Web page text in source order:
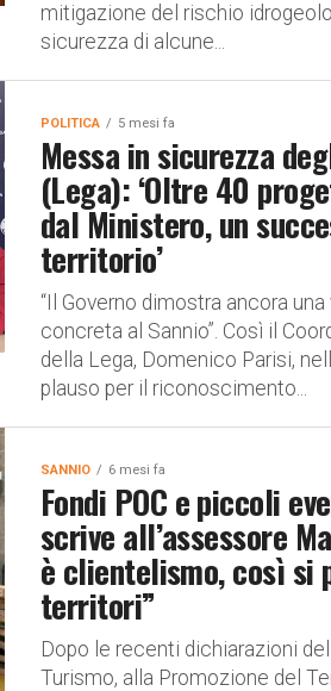
mitigazione del rischio
sicurezza di alcune...
POLITICA 5 mesi fa
Messa in sicurezza
(Lega): ‘Oltre 40
dal Ministero, un
territorio’
“Il Governo dimostra ancora
concreta al Sannio”. Così il
della Lega, Domenico Parisi,
plauso per il riconoscimento...
SANNIO 6 mesi fa
Fondi POC e piccoli
scrive all’assessore
è clientelismo, così si
territori”
Dopo le recenti dichiarazioni
Turismo, alla Promozione del